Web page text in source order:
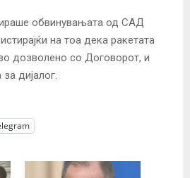
обвинувањата од САД
на тоа дека ракетата
дозволено со Договорот, и
дијалог.